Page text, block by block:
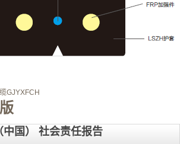
GJYXFCH
国） 社会责任报告